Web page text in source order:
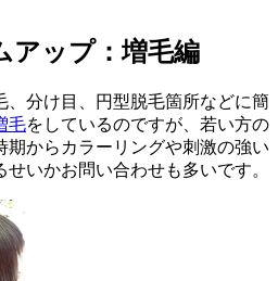
アップ：増毛編
、分け目、円型脱毛箇所などに簡
毛をしているのですが、若い方の
期からカラーリングや刺激の強い
いかお問い合わせも多いです。